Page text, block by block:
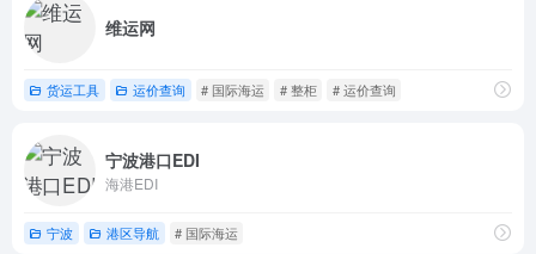
维运网
货运工具 运价查询 # 国际海运 # 整柜 # 运价查询
宁波港口EDI
海港EDI
宁波 港区导航 # 国际海运